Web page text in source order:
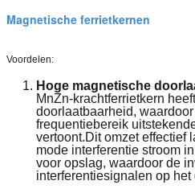
Magnetische ferrietkernen
Voordelen:
Hoge magnetische
MnZn-krachtferrietkern
doorlaatbaarheid,
frequentiebereik
vertoont.Dit omzet effectief
mode interferentie stroom
voor opslag, waardoor de
interferentiesignalen op